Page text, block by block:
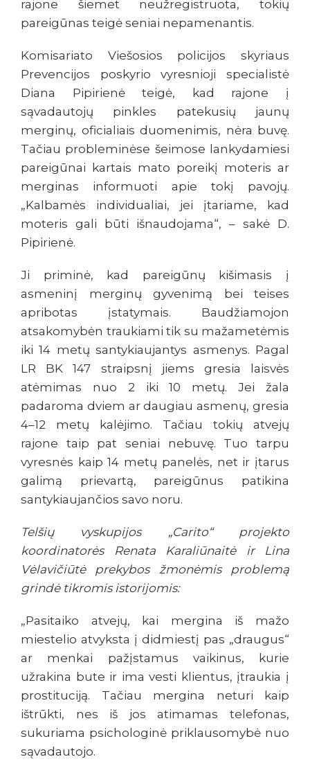
rajone šiemet neužregistruota, tokių
pareigūnas teigė seniai nepamenantis.
Komisariato Viešosios policijos skyriaus
Prevencijos poskyrio vyresnioji specialistė
Diana Pipirienė teigė, kad rajone į
sąvadautojų pinkles patekusių jaunų
merginų, oficialiais duomenimis, nėra buvę.
Tačiau probleminėse šeimose lankydamiesi
pareigūnai kartais mato poreikį moteris ar
merginas informuoti apie tokį pavojų.
„Kalbamės individualiai, jei įtariame, kad
moteris gali būti išnaudojama“, – sakė D.
Pipirienė.
Ji priminė, kad pareigūnų kišimasis į
asmeninį merginų gyvenimą bei teises
apribotas įstatymais. Baudžiamojon
atsakomybėn traukiami tik su mažametėmis
iki 14 metų santykiaujantys asmenys. Pagal
LR BK 147 straipsnį jiems gresia laisvės
atėmimas nuo 2 iki 10 metų. Jei žala
padaroma dviem ar daugiau asmenų, gresia
4–12 metų kalėjimo. Tačiau tokių atvejų
rajone taip pat seniai nebuvę. Tuo tarpu
vyresnės kaip 14 metų panelės, net ir įtarus
galimą prievartą, pareigūnus patikina
santykiaujančios savo noru.
Telšių vyskupijos „Carito“ projekto
koordinatorės Renata Karaliūnaitė ir Lina
Vėlavičiūtė prekybos žmonėmis problemą
grindė tikromis istorijomis:
„Pasitaiko atvejų, kai mergina iš mažo
miestelio atvyksta į didmiestį pas „draugus“
ar menkai pažįstamus vaikinus, kurie
užrakina bute ir ima vesti klientus, įtraukia į
prostituciją. Tačiau mergina neturi kaip
ištrūkti, nes iš jos atimamas telefonas,
sukuriama psichologinė priklausomybė nuo
sąvadautojo.